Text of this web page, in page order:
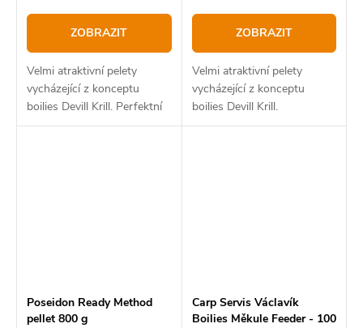
ZOBRAZIT
Velmi atraktivní pelety
vycházející z konceptu
boilies Devill Krill. Perfektní
jako doplněk k boilies, do
ZOBRAZIT
Velmi atraktivní pelety
vycházející z konceptu
boilies Devill Krill.
Poseidon Ready Method
pellet 800 g
Carp Servis Václavík
Boilies Měkule Feeder - 100